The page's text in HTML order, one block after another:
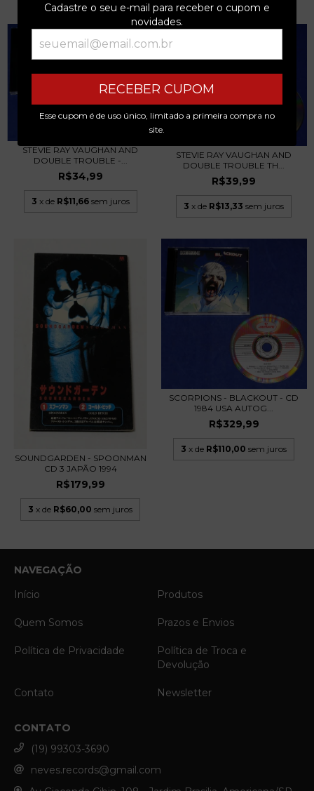
Cadastre o seu e-mail para receber o cupom e
novidades.
RECEBER CUPOM
Esse cupom é de uso único, limitado a primeira compra no
site.
STEVIE RAY VAUGHAN AND
DOUBLE TROUBLE -...
R$34,99
3 x de R$11,66 sem juros
STEVIE RAY VAUGHAN AND
DOUBLE TROUBLE TH...
R$39,99
3 x de R$13,33 sem juros
SOUNDGARDEN - SPOONMAN
CD 3 JAPÃO 1994
R$179,99
3 x de R$60,00 sem juros
SCORPIONS - BLACKOUT - CD
1984 USA AUTOG...
R$329,99
3 x de R$110,00 sem juros
NAVEGAÇÃO
Início
Produtos
Quem Somos Prazos e Envios
Política de Privacidade
Política de Troca e
Devolução
Contato Newsletter
CONTATO
(19) 99303-3690
neves.records@gmail.com